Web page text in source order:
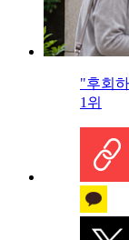
"후회
1위